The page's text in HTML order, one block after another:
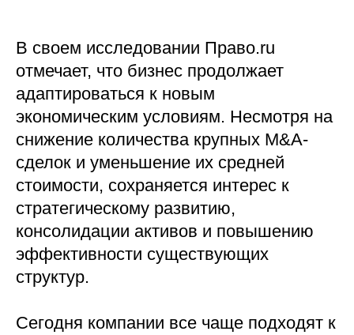
В своем исследовании Право.ru
отмечает, что бизнес продолжает
адаптироваться к новым
экономическим условиям. Несмотря на
снижение количества крупных M&A-
сделок и уменьшение их средней
стоимости, сохраняется интерес к
стратегическому развитию,
консолидации активов и повышению
эффективности существующих
структур.
Сегодня компании все чаще подходят к